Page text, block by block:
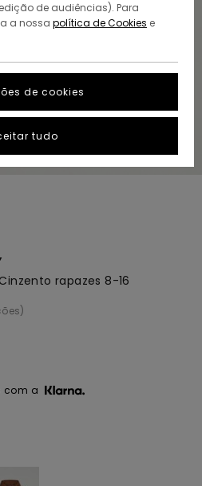
rapazes 8-16
com a
de audiências). Para
a nossa política de Cookies e
de cookies
tudo